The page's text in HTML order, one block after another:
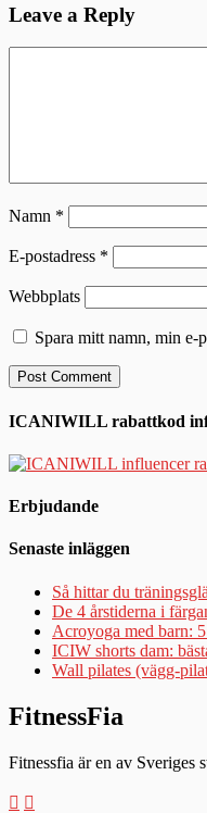
Leave a Reply
Namn *
E-postadress *
Webbplats
Spara mitt namn, min e-
ICANIWILL rabattkod
Erbjudande
Senaste inläggen
Så hittar du
De 4 årstiderna i
Acroyoga med barn:
ICIW shorts dam:
Wall pilates (vägg-
FitnessFia
Fitnessfia är en av Sveriges